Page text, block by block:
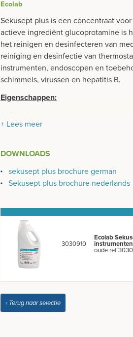
Ecolab
Sekusept plus is een concentraat
actieve ingrediënt glucoprotamine is
het reinigen en desinfecteren van
reiniging en desinfectie van
instrumenten, endoscopen en
schimmels, virussen en hepatitis B.
Eigenschappen:
Aangename geur
+ Lees meer
DOWNLOADS
sekusept plus brochure german
Sekusept plus brochure nederlands
3030910
Ecolab
oude ref
‹ Terug naar selectie